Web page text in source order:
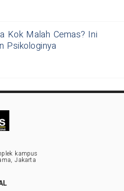
Kok Malah Cemas? Ini
Psikologinya
kampus
Jakarta